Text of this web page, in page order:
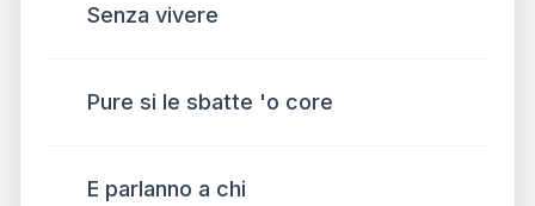
Senza vivere
Pure si le sbatte 'o core
E parlanno a chi